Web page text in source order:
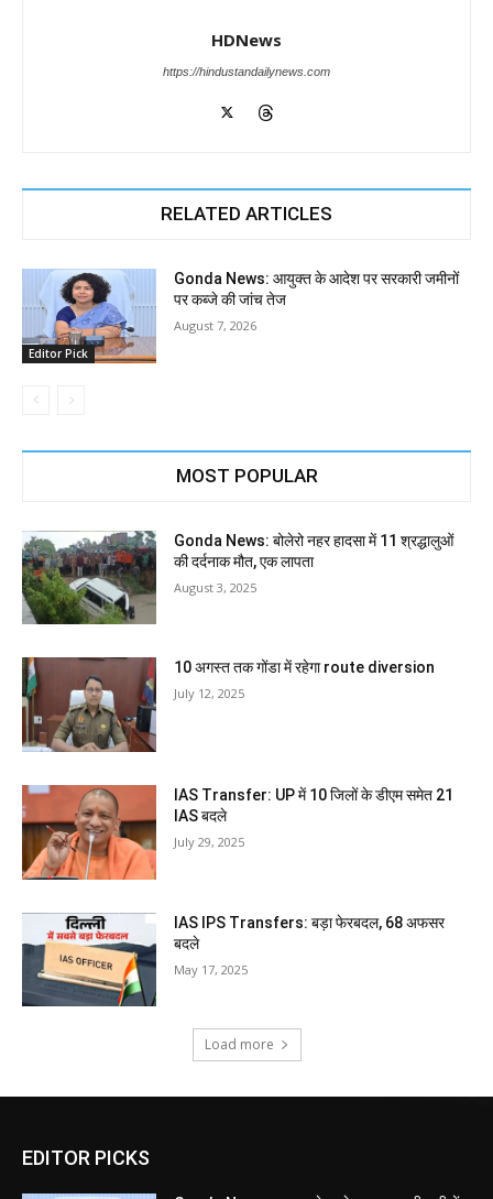
HDNews
https://hindustandailynews.com
RELATED ARTICLES
Editor Pick
Gonda News: आयुक्त के आदेश पर सरकारी जमीनों
पर कब्जे की जांच तेज
August 7, 2026
MOST POPULAR
Gonda News: बोलेरो नहर हादसा में 11 श्रद्धालुओं
की दर्दनाक मौत, एक लापता
August 3, 2025
10 अगस्त तक गोंडा में रहेगा route diversion
July 12, 2025
IAS Transfer: UP में 10 जिलों के डीएम समेत 21
IAS बदले
July 29, 2025
IAS IPS Transfers: बड़ा फेरबदल, 68 अफसर
बदले
May 17, 2025
Load more
EDITOR PICKS